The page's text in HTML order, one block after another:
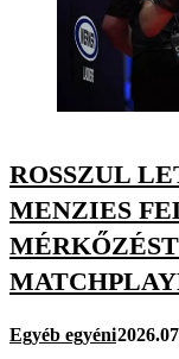
ROSSZUL
MENZIES
Egyéb egyéni